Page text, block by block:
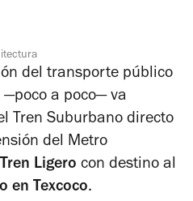
del transporte público
—poco a poco— va
Tren Suburbano directo
del Metro
Tren Ligero con destino al
en Texcoco.